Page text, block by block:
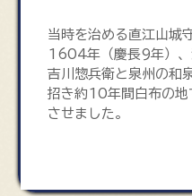
当時を治める直江山城
1604年（慶長9年）、
吉川惣兵衛と泉州の和
招き約10年間白布の地
させました。